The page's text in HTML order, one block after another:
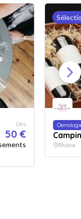
Dès
50 €
Rhône